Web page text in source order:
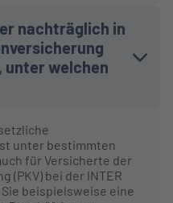
nachträglich in
unter welchen
unter bestimmten
für Versicherte der
(PKV) bei der INTER
beispielsweise eine